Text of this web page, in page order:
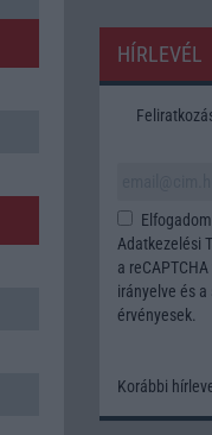
HÍRLEVÉL
Adatkezelési
a
irányelve és a
érvényesek.
Korábbi